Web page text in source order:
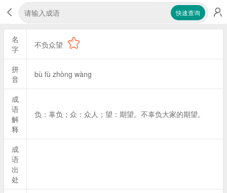
快速查询
名
字
不负众望
拼
音
bù fù zhòng wàng
成
语
解
释
负：辜负；众：众人；望：期望。不辜负大家的期望。
成
语
出
处